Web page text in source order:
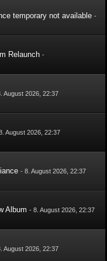
temporary not available -
Relaunch -
August 2026, 22:37
August 2026, 22:37
-8. August 2026, 22:37
Album -8. August 2026, 22:37
August 2026, 22:37